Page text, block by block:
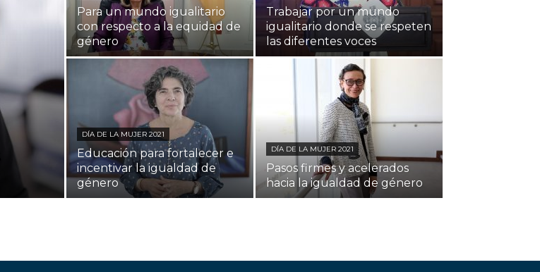
Para un mundo igualitario
con respecto a la equidad de
género
Trabajar por un mundo
igualitario donde se respeten
las diferentes voces
DÍA DE LA MUJER 2021
Educación para fortalecer e
incentivar la igualdad de
género
DÍA DE LA MUJER 2021
Pasos firmes y acelerados
hacia la igualdad de género